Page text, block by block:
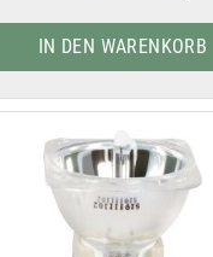
IN DEN WARENKORB